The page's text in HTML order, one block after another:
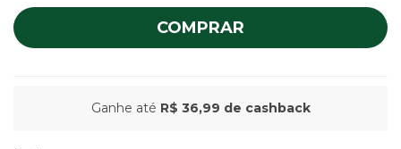
COMPRAR
Ganhe até R$ 36,99 de cashback